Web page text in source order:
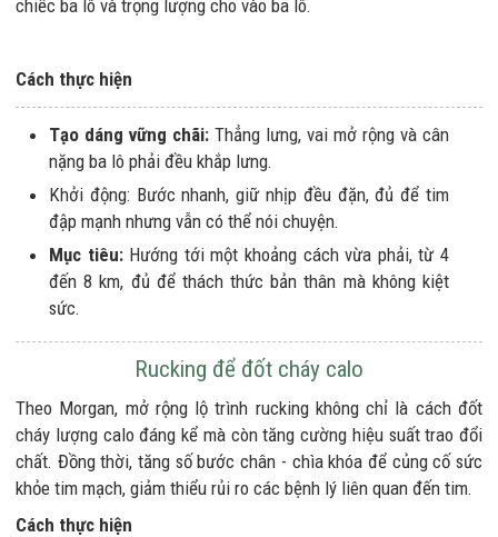
chiếc ba lô và trọng lượng cho vào ba lô.
Cách thực hiện
Tạo dáng vững chãi: Thẳng lưng, vai mở rộng và cân
nặng ba lô phải đều khắp lưng.
Khởi động: Bước nhanh, giữ nhịp đều đặn, đủ để tim
đập mạnh nhưng vẫn có thể nói chuyện.
Mục tiêu:Hướng tới một khoảng cách vừa phải, từ 4
đến 8 km, đủ để thách thức bản thân mà không kiệt
sức.
Rucking để đốt cháy calo
Theo Morgan, mở rộng lộ trình rucking không chỉ là cách đốt
cháy lượng calo đáng kể mà còn tăng cường hiệu suất trao đổi
chất. Đồng thời, tăng số bước chân - chìa khóa để củng cố sức
khỏe tim mạch, giảm thiểu rủi ro các bệnh lý liên quan đến tim.
Cách thực hiện